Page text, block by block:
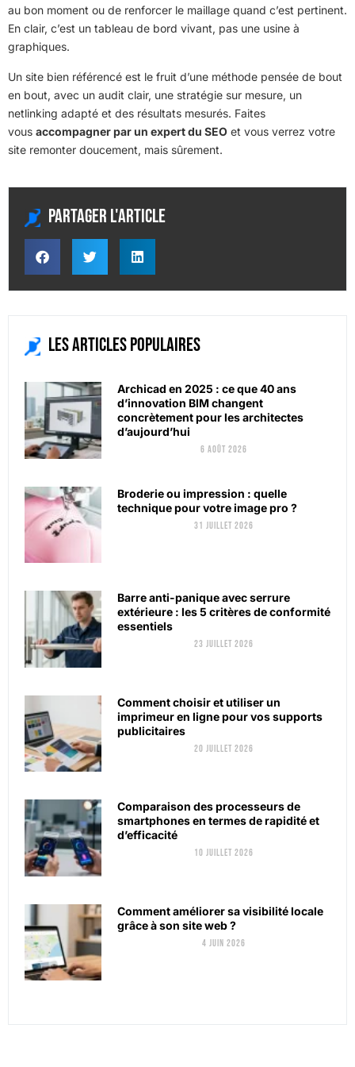
au bon moment ou de renforcer le maillage quand c’est pertinent.
En clair, c’est un tableau de bord vivant, pas une usine à
graphiques.
Un site bien référencé est le fruit d’une méthode pensée de bout
en bout, avec un audit clair, une stratégie sur mesure, un
netlinking adapté et des résultats mesurés. Faites
vous accompagner par un expert du SEO et vous verrez votre
site remonter doucement, mais sûrement.
Partager l'article
Les articles populaires
Archicad en 2025 : ce que 40 ans
d’innovation BIM changent
concrètement pour les architectes
d’aujourd’hui
6 août 2026
Broderie ou impression : quelle
technique pour votre image pro ?
31 juillet 2026
Barre anti-panique avec serrure
extérieure : les 5 critères de conformité
essentiels
23 juillet 2026
Comment choisir et utiliser un
imprimeur en ligne pour vos supports
publicitaires
20 juillet 2026
Comparaison des processeurs de
smartphones en termes de rapidité et
d’efficacité
10 juillet 2026
Comment améliorer sa visibilité locale
grâce à son site web ?
4 juin 2026